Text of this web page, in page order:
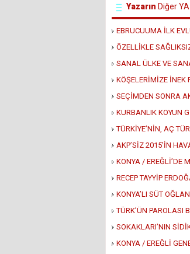
Yazarın Diğer
EBRUCUUMA İLK
ÖZELLİKLE
SANAL ÜLKE VE
KÖŞELERİMİZE İNEK
SEÇİMDEN SONRA
KURBANLIK KOYUN
TÜRKİYE’NİN, AÇ
AKP’SİZ 2015’İN
KONYA / EREĞLİ’DE
RECEP TAYYİP
KONYA’LI SÜT
TÜRK’ÜN PAROLASI
SOKAKLARI’NIN
KONYA / EREĞLİ